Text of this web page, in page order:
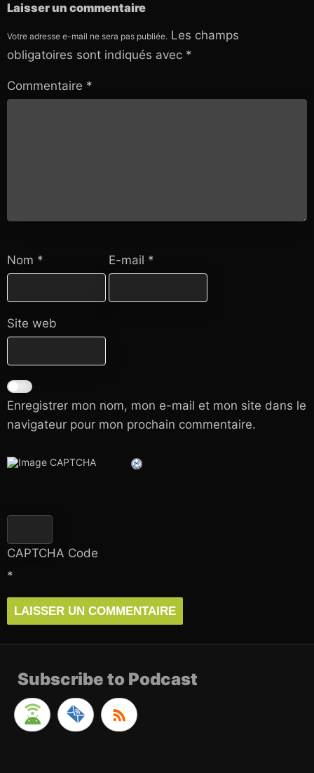
Laisser un commentaire
Votre adresse e-mail ne sera pas publiée. Les champs
obligatoires sont indiqués avec *
Commentaire *
Nom * E-mail *
Site web
Enregistrer mon nom, mon e-mail et mon site dans le
navigateur pour mon prochain commentaire.
CAPTCHA Code
*
Subscribe to Podcast